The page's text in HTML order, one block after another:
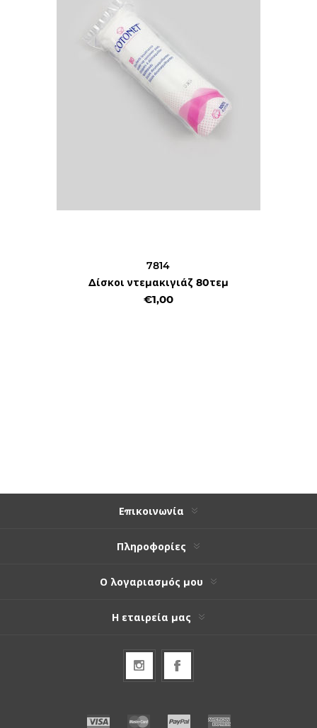
7814
Δίσκοι ντεμακιγιάζ 80τεμ
€1,00
Επικοινωνία
Πληροφορίες
Ο λογαριασμός μου
Η εταιρεία μας